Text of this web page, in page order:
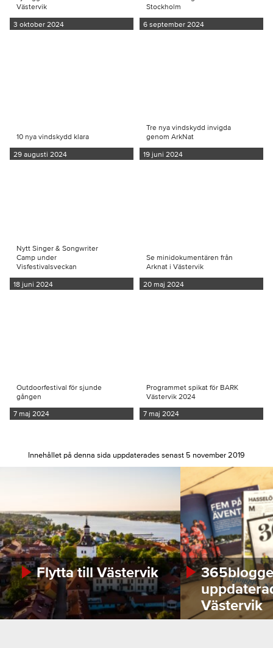
Västervik
3 oktober 2024
Stockholm
6 september 2024
10 nya vindskydd klara
29 augusti 2024
Tre nya vindskydd invigda
genom ArkNat
19 juni 2024
Nytt Singer & Songwriter
Camp under
Visfestivalsveckan
18 juni 2024
Se minidokumentären från
Arknat i Västervik
20 maj 2024
Outdoorfestival för sjunde
gången
7 maj 2024
Programmet spikat för BARK
Västervik 2024
7 maj 2024
Innehållet på denna sida uppdaterades senast 5 november 2019
Flytta till Västervik
Västervik